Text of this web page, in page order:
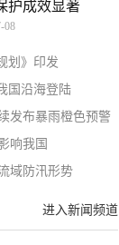
护成效显著
08
划》印发
国沿海登陆
发布暴雨橙色预警
响我国
域防汛形势
进入新闻频道